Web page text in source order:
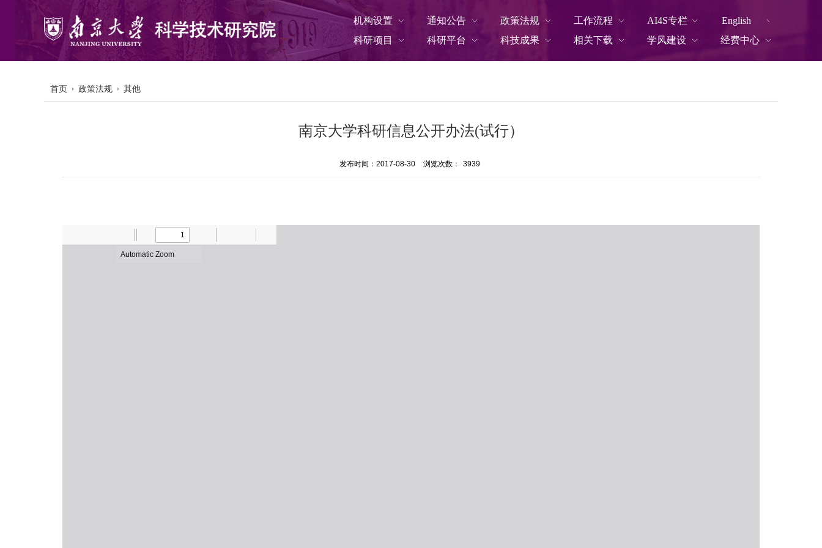
机构设置 通知公告 政策法规 工作流程 AI4S专栏
English
科研项目
科研平台 科技成果 相关下载 学风建设 经费中心
首页 政策法规 其他
南京大学科研信息公开办法(试行）
发布时间：2017-08-30 浏览次数： 3939